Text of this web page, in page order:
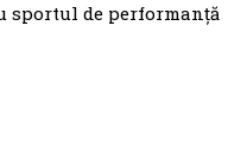
sportul de performanță